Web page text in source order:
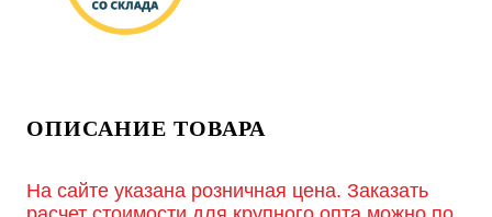
ОПИСАНИЕ ТОВАРА
На сайте указана розничная цена. Заказать